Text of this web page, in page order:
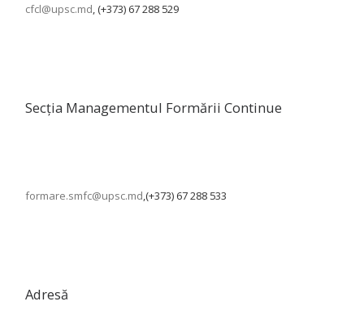
cfcl@upsc.md, (+373) 67 288 529
Secția Managementul Formării Continue
formare.smfc@upsc.md,(+373) 67 288 533
Adresă